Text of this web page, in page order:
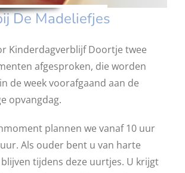
De Madeliefjes
Kinderdagverblijf Doortje twee
afgesproken, die worden
de week voorafgaand aan de
opvangdag.
plannen we vanaf 10 uur
Als ouder bent u van harte
tijdens deze uurtjes. U krijgt